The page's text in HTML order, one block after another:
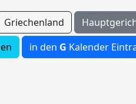
Griechenland
in den G Kalender